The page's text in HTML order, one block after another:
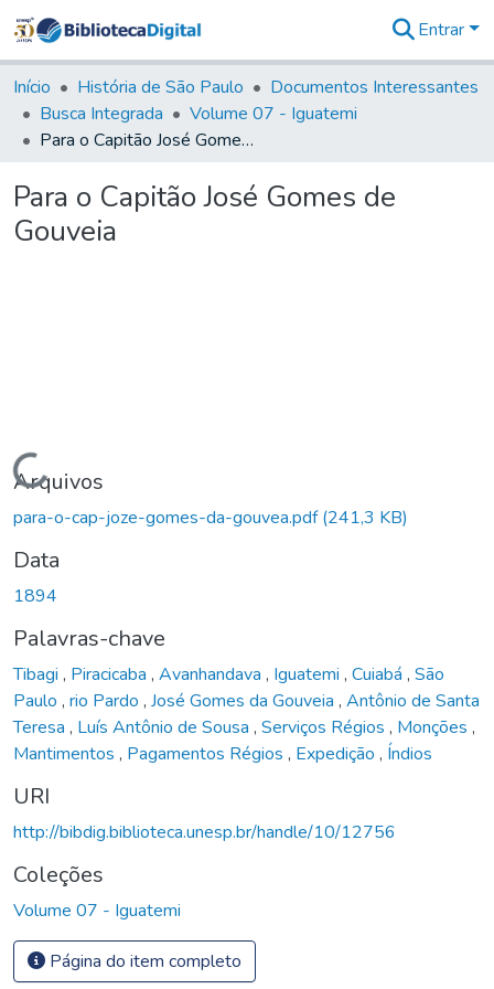
&
Coleções
Tudo na
Biblioteca
Estatísticas
Entrar
Início História de São Paulo
Documentos Interessantes
Busca Integrada
Volume 07 - Iguatemi
Para o Capitão José Gomes de Gouveia
Para o Capitão José Gomes de
Gouveia
Carregando...
Arquivos
para-o-cap-joze-gomes-da-gouvea.pdf(241,3 KB)
Data
1894
Palavras-chave
Tibagi , Piracicaba , Avanhandava , Iguatemi , Cuiabá , São
Paulo , rio Pardo , José Gomes da Gouveia , Antônio de Santa
Teresa , Luís Antônio de Sousa , Serviços Régios , Monções ,
Mantimentos , Pagamentos Régios , Expedição , Índios
URI
http://bibdig.biblioteca.unesp.br/handle/10/12756
Coleções
Volume 07 - Iguatemi
Página do item completo